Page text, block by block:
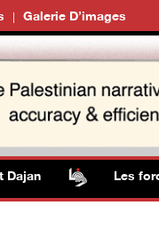
Galerie D’images
Les forces